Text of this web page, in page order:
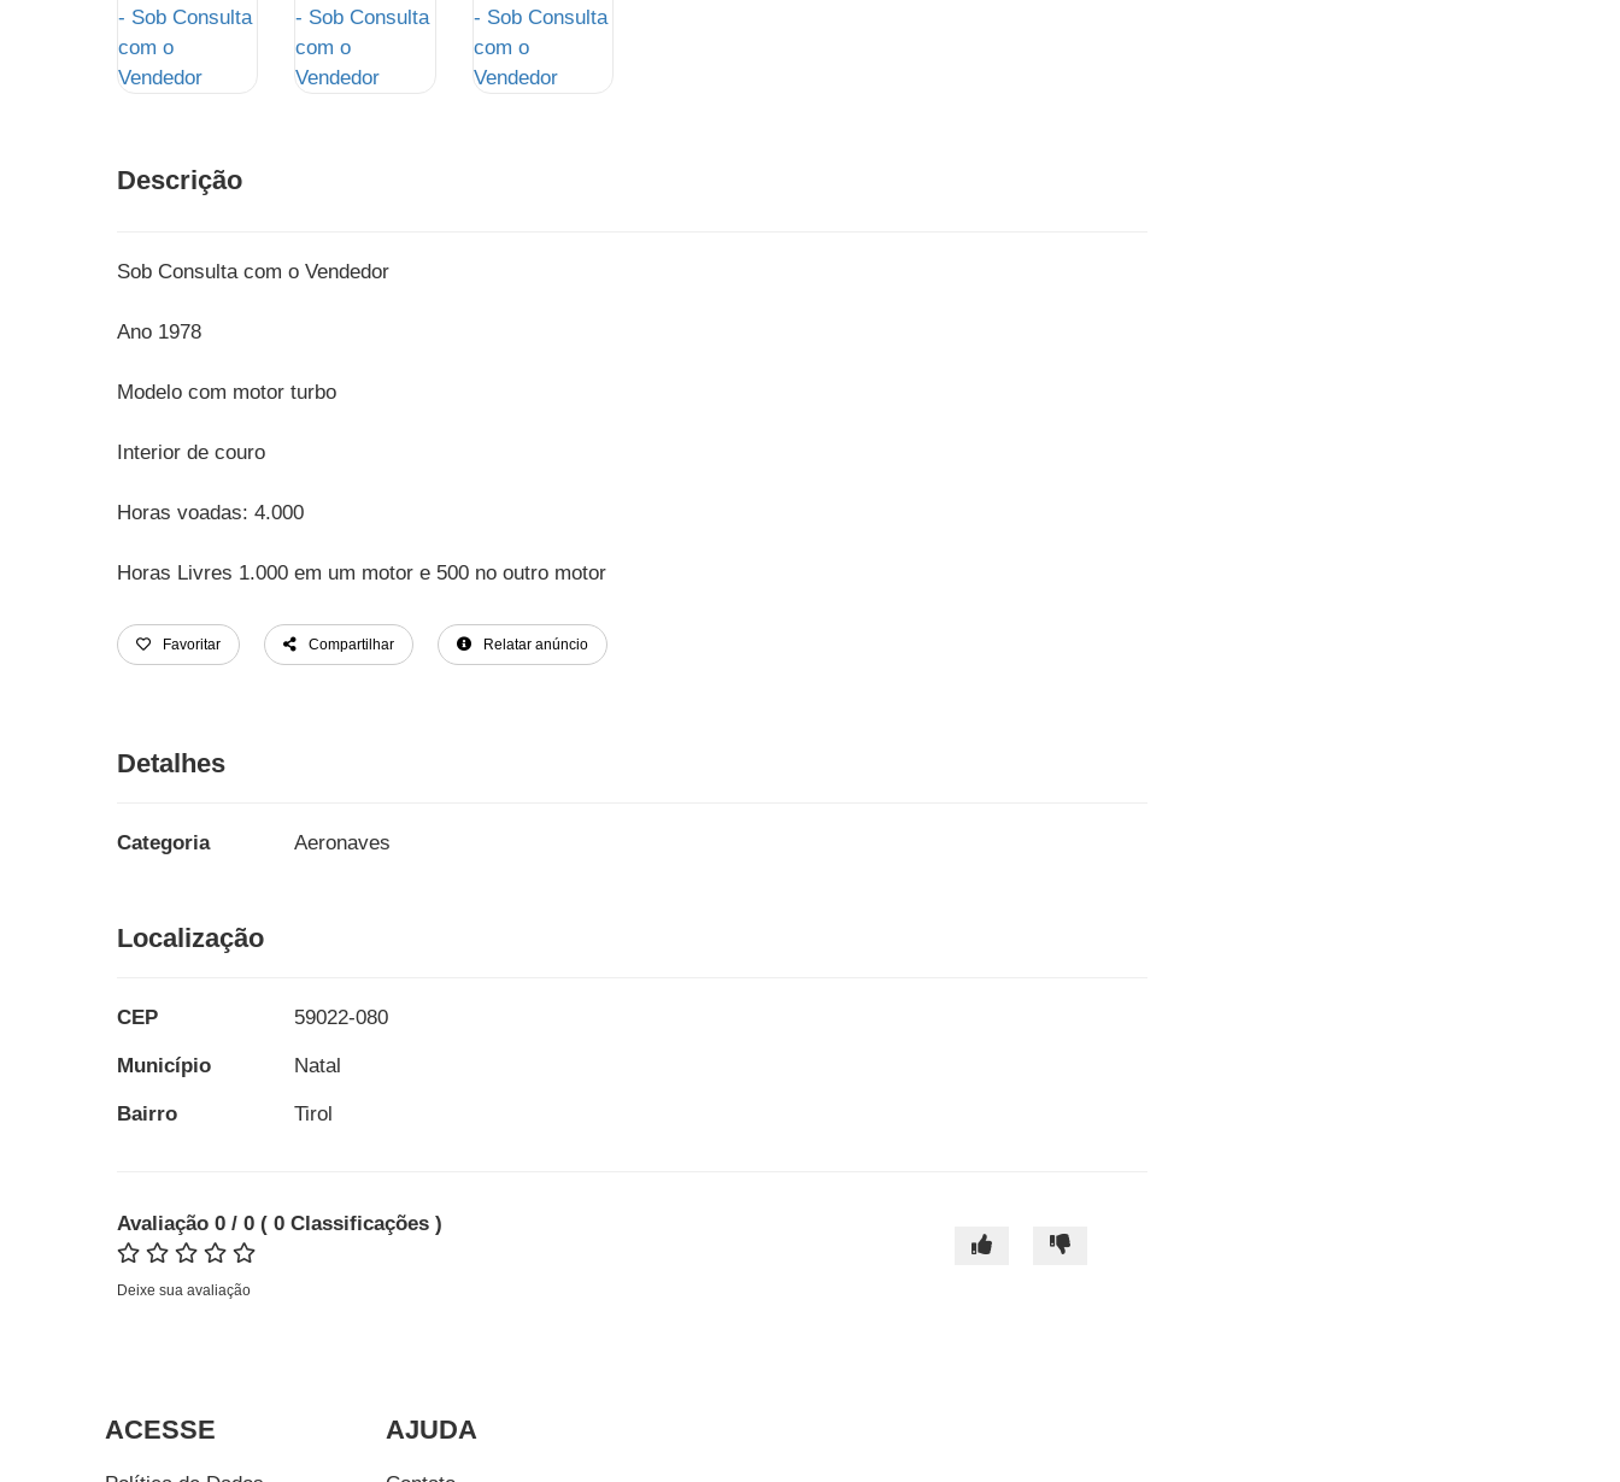
Descrição
Sob Consulta com o Vendedor
Ano 1978
Modelo com motor turbo
Interior de couro
Horas voadas: 4.000
Horas Livres 1.000 em um motor e 500 no outro motor
Favoritar Compartilhar Relatar anúncio
Detalhes
Categoria Aeronaves
Localização
CEP 59022-080
Município Natal
Bairro Tirol
Avaliação 0 / 0 ( 0 Classificações )
Deixe sua avaliação
ACESSE AJUDA